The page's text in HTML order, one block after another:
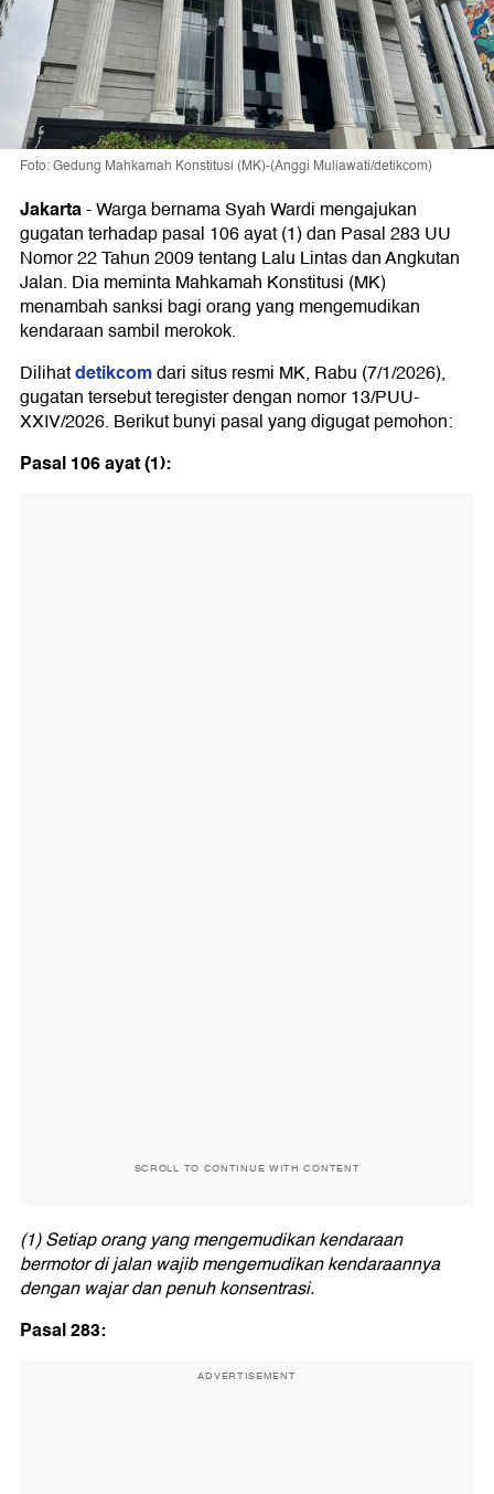
Foto: Gedung Mahkamah Konstitusi (MK)-(Anggi Muliawati/detikcom)
Jakarta-Warga bernama Syah Wardi mengajukan
gugatan terhadap pasal 106 ayat (1) dan Pasal 283 UU
Nomor 22 Tahun 2009 tentang Lalu Lintas dan Angkutan
Jalan. Dia meminta Mahkamah Konstitusi (MK)
menambah sanksi bagi orang yang mengemudikan
kendaraan sambil merokok.
Dilihatdetikcomdari situs resmi MK, Rabu (7/1/2026),
gugatan tersebut teregister dengan nomor 13/PUU-
XXIV/2026. Berikut bunyi pasal yang digugat pemohon:
Pasal 106 ayat (1):
SCROLL TO CONTINUE WITH CONTENT
(1) Setiap orang yang mengemudikan kendaraan
bermotor di jalan wajib mengemudikan kendaraannya
dengan wajar dan penuh konsentrasi.
Pasal 283:
ADVERTISEMENT